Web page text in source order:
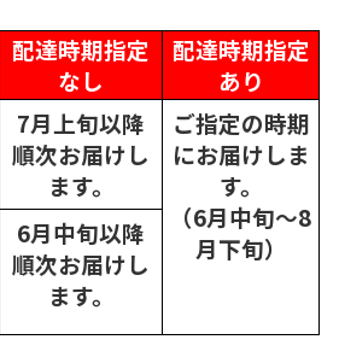
配達時期指定
なし
配達時期指定
あり
7月上旬以降
順次お届けし
ます。
ご指定の時期
にお届けしま
す。
（6月中旬～8
月下旬）
6月中旬以降
順次お届けし
ます。